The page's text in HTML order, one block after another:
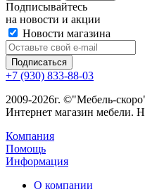
Подписывайтесь
на новости и акции
Новости магазина
+7 (930) 833-88-03
2009-2026г. ©"Мебель-
Интернет магазин мебели.
Компания
Помощь
Информация
О компании